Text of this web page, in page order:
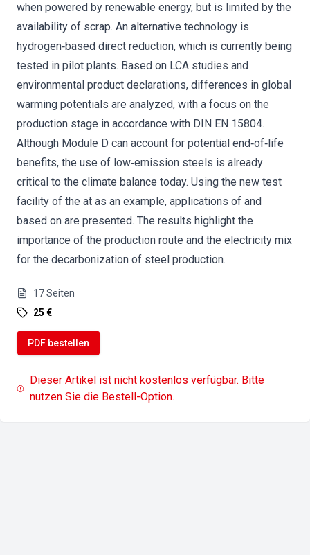
when powered by renewable energy, but is limited by the
availability of scrap. An alternative technology is
hydrogen‐based direct reduction, which is currently being
tested in pilot plants. Based on LCA studies and
environmental product declarations, differences in global
warming potentials are analyzed, with a focus on the
production stage in accordance with DIN EN 15804.
Although Module D can account for potential end‐of‐life
benefits, the use of low‐emission steels is already
critical to the climate balance today. Using the new test
facility of the at as an example, applications of and
based on are presented. The results highlight the
importance of the production route and the electricity mix
for the decarbonization of steel production.
17Seiten
25 €
PDF bestellen
Dieser Artikel ist nicht kostenlos verfügbar. Bitte
nutzen Sie die Bestell-Option.